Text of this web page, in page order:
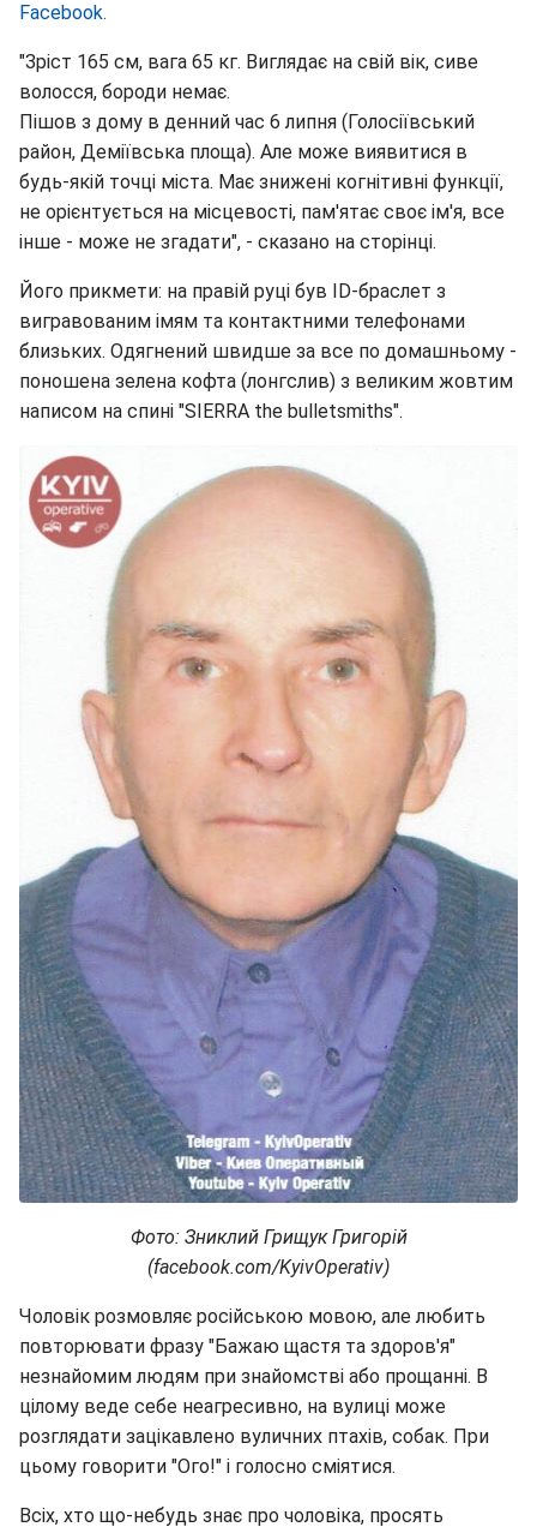
Facebook.
"Зріст 165 см, вага 65 кг. Виглядає на свій вік, сиве
волосся, бороди немає.
Пішов з дому в денний час 6 липня (Голосіївський
район, Деміївська площа). Але може виявитися в
будь-якій точці міста. Має знижені когнітивні функції,
не орієнтується на місцевості, пам'ятає своє ім'я, все
інше - може не згадати", - сказано на сторінці.
Його прикмети: на правій руці був ID-браслет з
вигравованим імям та контактними телефонами
близьких. Одягнений швидше за все по домашньому -
поношена зелена кофта (лонгслив) з великим жовтим
написом на спині "SIERRA the bulletsmiths".
Фото: Зниклий Грищук Григорій
(facebook.com/KyivOperativ)
Чоловік розмовляє російською мовою, але любить
повторювати фразу "Бажаю щастя та здоров'я"
незнайомим людям при знайомстві або прощанні. В
цілому веде себе неагресивно, на вулиці може
розглядати зацікавлено вуличних птахів, собак. При
цьому говорити "Ого!" і голосно сміятися.
Всіх, хто що-небудь знає про чоловіка, просять